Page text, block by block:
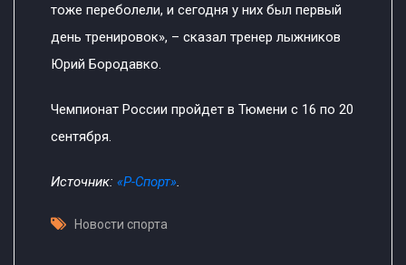
тоже переболели, и сегодня у них был первый
день тренировок», – сказал тренер лыжников
Юрий Бородавко.
Чемпионат России пройдет в Тюмени с 16 по 20
сентября.
Источник: «Р-Спорт».
Новости спорта